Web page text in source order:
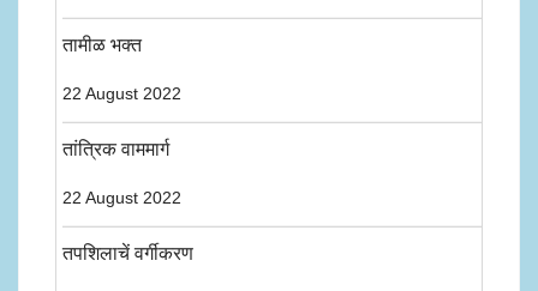
तामीळ भक्त
22 August 2022
तांत्रिक वाममार्ग
22 August 2022
तपशिलाचें वर्गीकरण